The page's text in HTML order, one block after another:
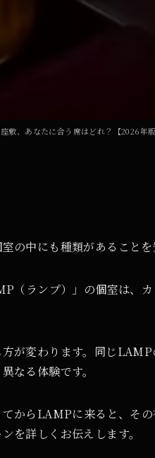
敷、あなたに合う席はどれ？【2026年版
の中にも種類があることを
（ランプ）」の個室は、
が変わります。同じ
なる体験です。
からLAMPに来ると、そ
を詳しくお伝えします。